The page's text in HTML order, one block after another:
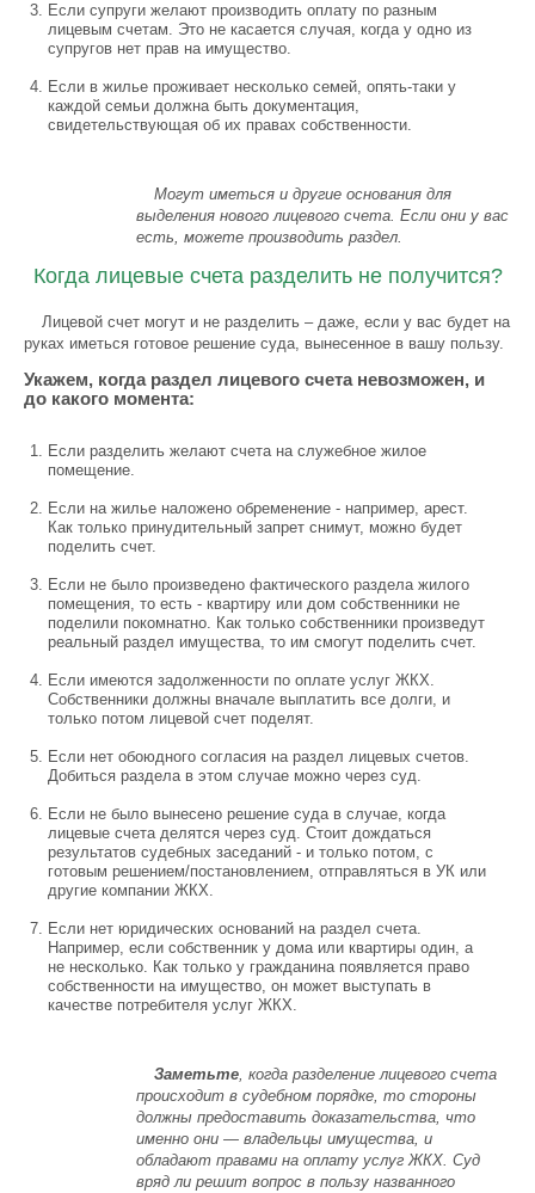
Если супруги желают производить оплату по разным
лицевым счетам. Это не касается случая, когда у одно из
супругов нет прав на имущество.
Если в жилье проживает несколько семей, опять-таки у
каждой семьи должна быть документация,
свидетельствующая об их правах собственности.
Могут иметься и другие основания для
выделения нового лицевого счета. Если они у вас
есть, можете производить раздел.
Когда лицевые счета разделить не получится?
Лицевой счет могут и не разделить – даже, если у вас будет на
руках иметься готовое решение суда, вынесенное в вашу пользу.
Укажем, когда раздел лицевого счета невозможен, и
до какого момента:
Если разделить желают счета на служебное жилое
помещение.
Если на жилье наложено обременение - например, арест.
Как только принудительный запрет снимут, можно будет
поделить счет.
Если не было произведено фактического раздела жилого
помещения, то есть - квартиру или дом собственники не
поделили покомнатно. Как только собственники произведут
реальный раздел имущества, то им смогут поделить счет.
Если имеются задолженности по оплате услуг ЖКХ.
Собственники должны вначале выплатить все долги, и
только потом лицевой счет поделят.
Если нет обоюдного согласия на раздел лицевых счетов.
Добиться раздела в этом случае можно через суд.
Если не было вынесено решение суда в случае, когда
лицевые счета делятся через суд. Стоит дождаться
результатов судебных заседаний - и только потом, с
готовым решением/постановлением, отправляться в УК или
другие компании ЖКХ.
Если нет юридических оснований на раздел счета.
Например, если собственник у дома или квартиры один, а
не несколько. Как только у гражданина появляется право
собственности на имущество, он может выступать в
качестве потребителя услуг ЖКХ.
Заметьте, когда разделение лицевого счета
происходит в судебном порядке, то стороны
должны предоставить доказательства, что
именно они — владельцы имущества, и
обладают правами на оплату услуг ЖКХ. Суд
вряд ли решит вопрос в пользу названного